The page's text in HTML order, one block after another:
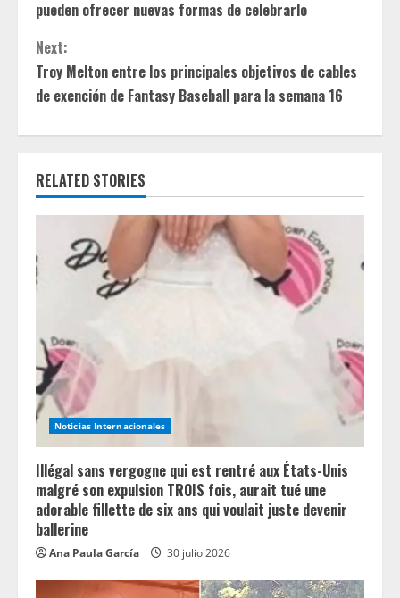
n
t
u
R
a
d
i
n
g
pueden ofrecer nuevas formas de celebrarlo
Next:
Troy Melton entre los principales objetivos de cables
de exención de Fantasy Baseball para la semana 16
RELATED STORIES
Noticias Internacionales
Illégal sans vergogne qui est rentré aux États-Unis
malgré son expulsion TROIS fois, aurait tué une
adorable fillette de six ans qui voulait juste devenir
ballerine
Ana Paula García 30 julio 2026